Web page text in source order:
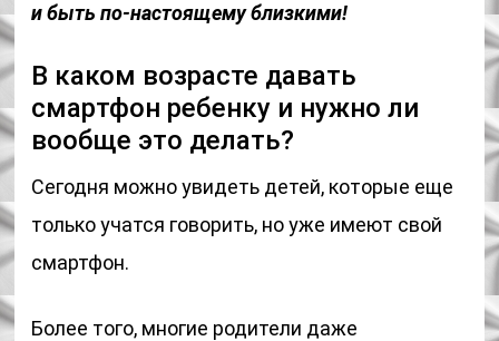
и быть по-настоящему близкими!
В каком возрасте давать
смартфон ребенку и нужно ли
вообще это делать?
Сегодня можно увидеть детей, которые еще
только учатся говорить, но уже имеют свой
смартфон.
Более того, многие родители даже